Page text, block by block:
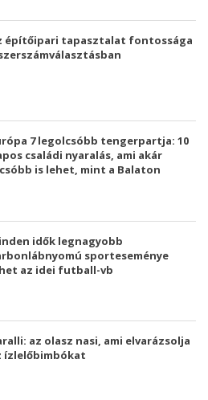
építőipari tapasztalat fontossága
7 legolcsóbb tengerpartja: 10
családi nyaralás, ami akár
is lehet, mint a Balaton
idők legnagyobb
sporteseménye
az idei futball-vb
az olasz nasi, ami elvarázsolja
ízlelőbimbókat